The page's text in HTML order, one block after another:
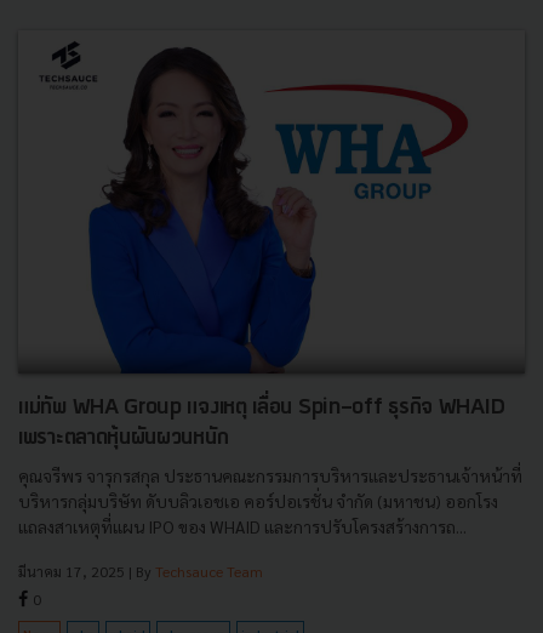
แม่ทัพ WHA Group แจงเหตุ เลื่อน Spin-off ธุรกิจ WHAID
เพราะตลาดหุ้นผันผวนหนัก
คุณจรีพร จารุกรสกุล ประธานคณะกรรมการบริหารและประธานเจ้าหน้าที่
บริหารกลุ่มบริษัท ดับบลิวเอชเอ คอร์ปอเรชั่น จำกัด (มหาชน) ออกโรง
แถลงสาเหตุที่แผน IPO ของ WHAID และการปรับโครงสร้างการถ...
มีนาคม 17, 2025 | By Techsauce Team
0